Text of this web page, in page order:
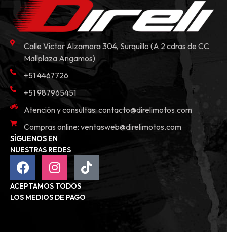
Calle Victor Alzamora 304, Surquillo (A 2 cdras de CC
Mallplaza Angamos)
+51 4467726
+51 987965451
Atención y consultas:contacto@direlimotos.com
Compras online: ventasweb@direlimotos.com
SÍGUENOS EN
NUESTRAS REDES
ACEPTAMOS TODOS
LOS MEDIOS DE PAGO